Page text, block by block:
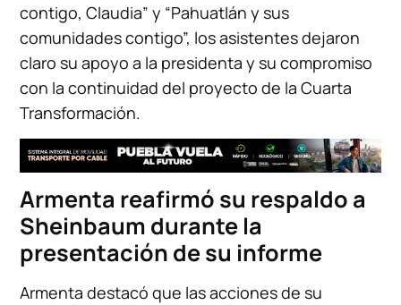
contigo, Claudia” y “Pahuatlán y sus
comunidades contigo”, los asistentes dejaron
claro su apoyo a la presidenta y su compromiso
con la continuidad del proyecto de la Cuarta
Transformación.
Armenta reafirmó su respaldo a
Sheinbaum durante la
presentación de su informe
Armenta destacó que las acciones de su